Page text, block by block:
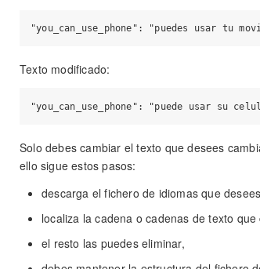
Texto modificado:
Solo debes cambiar el texto que desees
ello sigue estos pasos:
descarga el fichero de idiomas que
localiza la cadena o cadenas de texto
el resto las puedes eliminar,